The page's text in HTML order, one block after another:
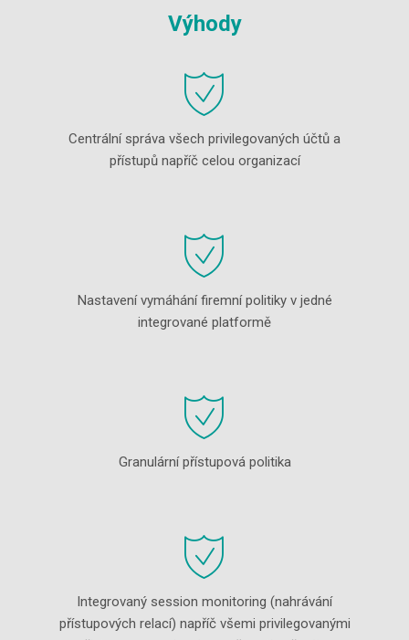
Výhody
Centrální správa všech privilegovaných účtů a
přístupů napříč celou organizací
Nastavení vymáhání firemní politiky v jedné
integrované platformě
Granulární přístupová politika
Integrovaný session monitoring (nahrávání
přístupových relací) napříč všemi privilegovanými